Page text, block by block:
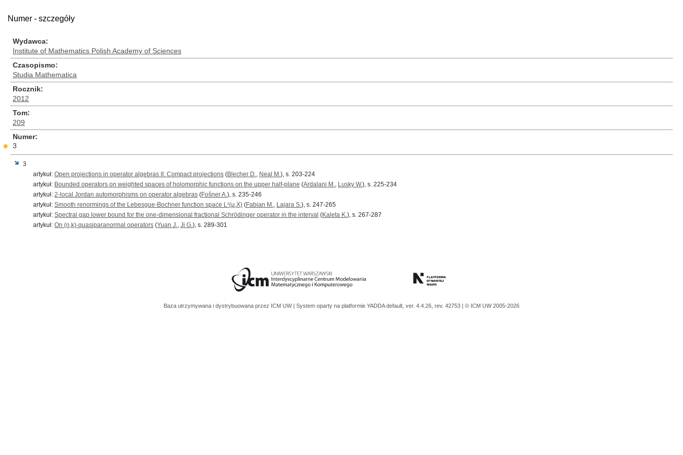
Numer - szczegóły
Wydawca
Institute of Mathematics Polish Academy of Sciences
Czasopismo
Studia Mathematica
Rocznik
2012
Tom
209
Numer
3
3
artykuł: Open projections in operator algebras II: Compact projections (Blecher D., Neal M.), s. 203-224
artykuł: Bounded operators on weighted spaces of holomorphic functions on the upper half-plane (Ardalani M., Lusky W.), s. 225-234
artykuł: 2-local Jordan automorphisms on operator algebras (Fošner A.), s. 235-246
artykuł: Smooth renormings of the Lebesgue-Bochner function space L¹(μ,X) (Fabian M., Lajara S.), s. 247-265
artykuł: Spectral gap lower bound for the one-dimensional fractional Schrödinger operator in the interval (Kaleta K.), s. 267-287
artykuł: On (n,k)-quasiparanormal operators (Yuan J., Ji G.), s. 289-301
Baza utrzymywana i dystrybuowana przez ICM UW | System oparty na platformie YADDAdefault, ver. 4.4.26, rev. 42753 | © ICM UW 2005-2026